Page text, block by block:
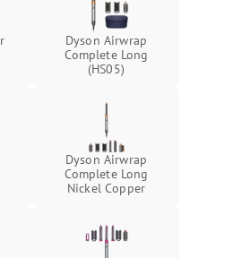
Подробнее →
Подробнее →
Dyson Airwrap
Complete Long
(HS05)
Dyson Airwrap
Complete Long
Nickel Copper